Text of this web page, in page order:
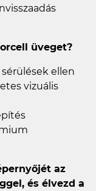
üveget?
ellen
vizuális
az
és élvezd a